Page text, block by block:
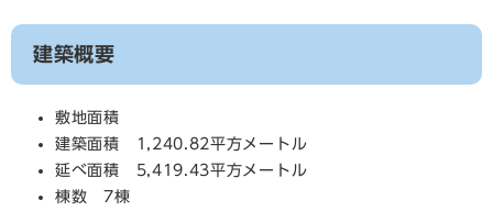
建築概要
敷地面積
建築面積 1,240.82平方メートル
延べ面積 5,419.43平方メートル
棟数 7棟